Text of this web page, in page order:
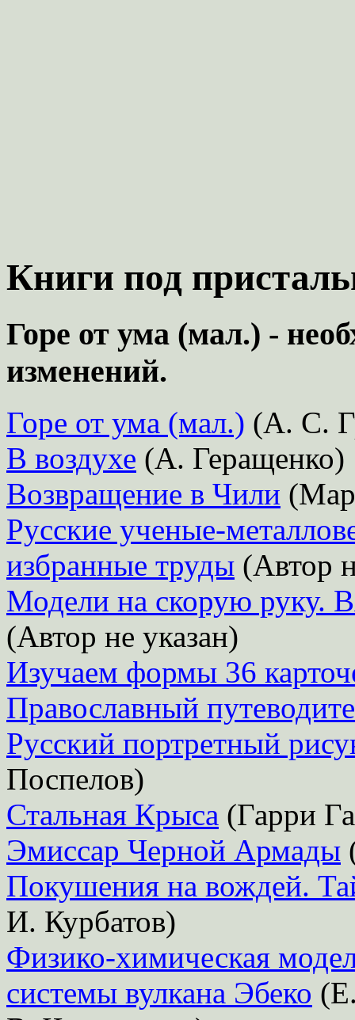
Книги под
Горе от ума (мал.) -
изменений.
Горе от ума (мал.) (А. С.
В воздухе (А. Геращенко)
Возвращение в Чили
Русские ученые-
избранные труды (Автор
Модели на скорую руку.
(Автор не указан)
Изучаем формы 36
Православный
Русский портретный
Поспелов)
Стальная Крыса (Гарри
Эмиссар Черной Армады
Покушения на вождей.
И. Курбатов)
Физико-химическая
системы вулкана Эбеко